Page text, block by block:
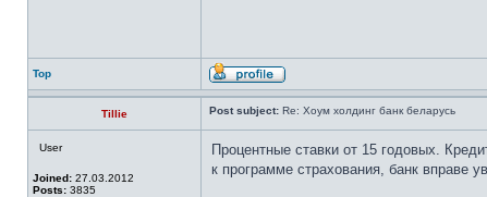
Top
Tillie Post subject: Re: Хоум холдинг банк беларусь
User
Joined: 27.03.2012
Posts: 3835
Процентные ставки от 15 годовых.
к программе страхования, банк вправе